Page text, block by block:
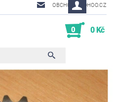
OBCHOD@SOHOO.CZ
0 0 Kč